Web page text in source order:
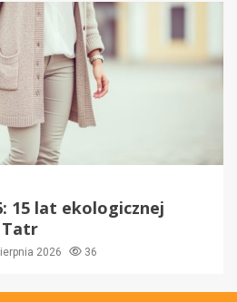
15 lat ekologicznej
Tatr
2026 36